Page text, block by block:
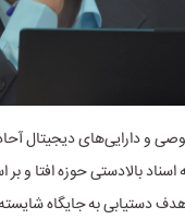
و دارایی‌های دیجیتال
اسناد بالادستی حوزه افتا و
دستیابی به جایگاه